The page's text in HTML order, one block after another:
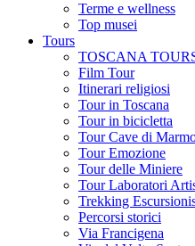
Terme e wellness
Top musei
Tours
TOSCANA
Film Tour
Itinerari religiosi
Tour in Toscana
Tour in bicicletta
Tour Cave di
Tour Emozione
Tour delle Miniere
Tour Laboratori
Trekking
Percorsi storici
Via Francigena